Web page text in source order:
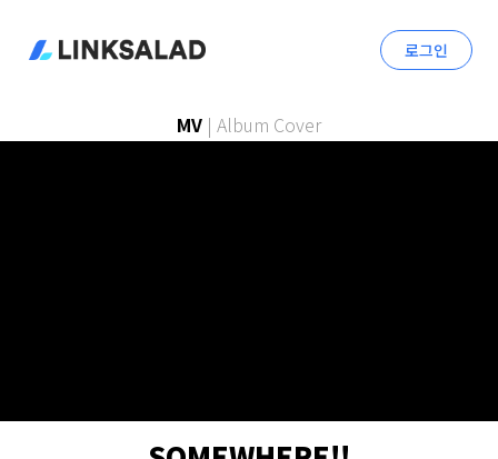
로그인
MV | Album Cover